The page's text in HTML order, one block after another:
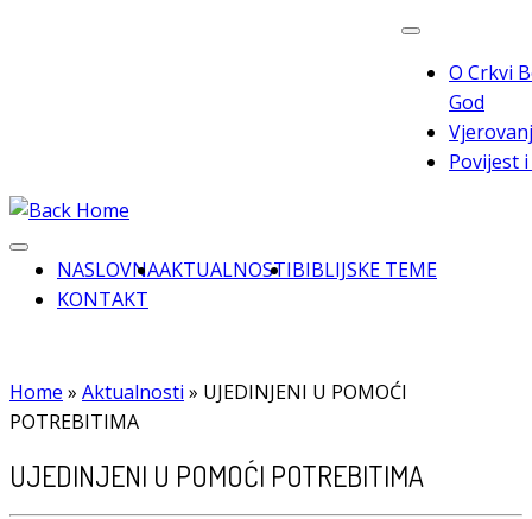
O Crkvi
God
Povijest
NASLOVNAAKTUALNOSTIBIBLIJSKE TEME
KONTAKT
Home » Aktualnosti » UJEDINJENI U POMOĆI
POTREBITIMA
UJEDINJENI U POMOĆI POTREBITIMA